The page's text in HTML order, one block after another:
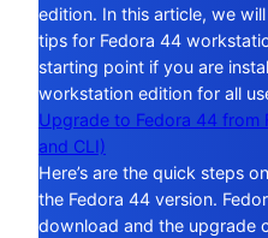
edition. In this article, we
tips for Fedora 44
starting point if you are
workstation edition for all
Upgrade to Fedora 44 from
and CLI)
Here’s are the quick steps
the Fedora 44 version.
download and the upgrade